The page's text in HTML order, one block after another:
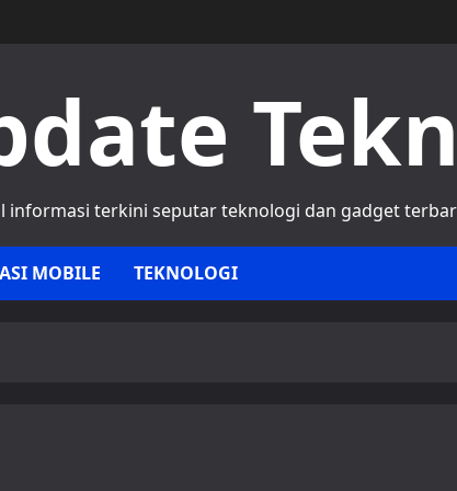
informasi terkini seputar teknologi dan gadget
MOBILE TEKNOLOGI